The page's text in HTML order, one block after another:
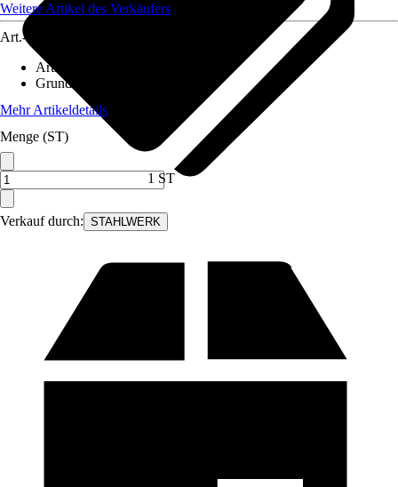
Verkauf durch: STAHLWERK
Weitere Artikel des Verkäufers
Art.-Nr.
Artikeltyp
Grundfarbe
Mehr Artikeldetails
Menge (ST)
1 ST